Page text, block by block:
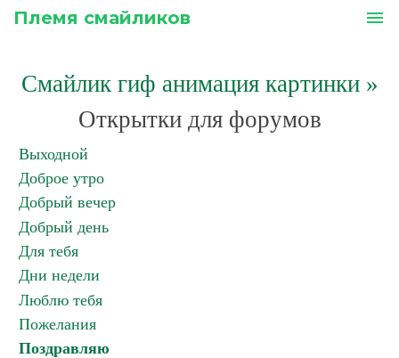
Племя смайликов menu
Смайлик гиф анимация картинки»
Открытки для форумов
Выходной
Доброе утро
Добрый вечер
Добрый день
Для тебя
Дни недели
Люблю тебя
Пожелания
Поздравляю